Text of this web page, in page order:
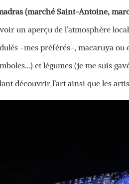
(marché Saint-Antoine,
un aperçu de l’atmosphère
-mes préférés-, macaruya ou
et légumes (je me suis
découvrir l’art ainsi que les